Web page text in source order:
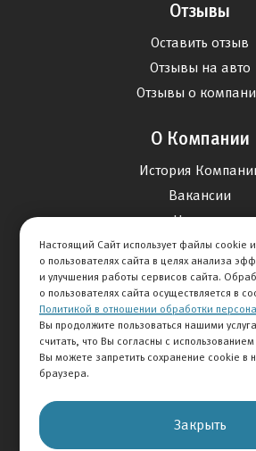
© 2026 АВТОМИР
Отзывы
Оставить отзыв
Отзывы на авто
Отзывы о
О Компании
История
Вакансии
Новости
Карта сайта
Контакты
+7 495 292-
Настоящий Сайт использует файлы cookie
о пользователях сайта в целях анализа
и улучшения работы сервисов сайта.
о пользователях сайта осуществляется в
Политикой в отношении обработки
Вы продолжите пользоваться нашими
считать, что Вы согласны с
Вы можете запретить сохранение cookie в
браузера.
Закрыть